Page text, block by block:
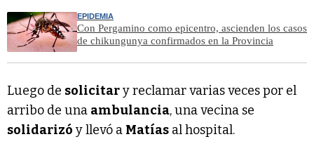
EPIDEMIA
Con Pergamino como epicentro, ascienden los casos
de chikungunya confirmados en la Provincia
Luego de solicitary reclamar varias veces por el
arribo de una ambulancia, una vecina se
solidarizó y llevó a Matías al hospital.